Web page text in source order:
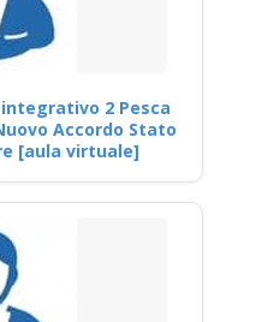
integrativo 2 Pesca
Accordo Stato
[aula virtuale]